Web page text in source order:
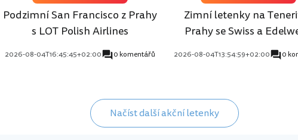
Podzimní San Francisco z Prahy
s LOT Polish Airlines
2026-08-04T16:45:45+02:00 0 komentářů
Zimní letenky na
Prahy se Swiss a
2026-08-04T13:54:59+02:00 0
Načíst další akční letenky